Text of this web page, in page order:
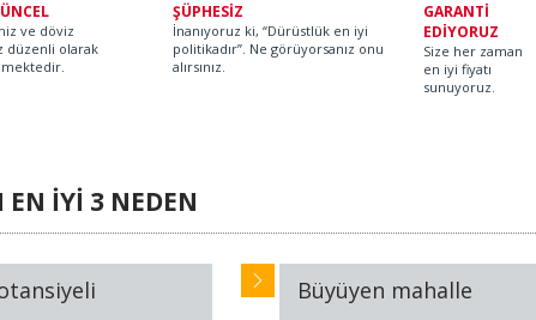
ve döviz
düzenli olarak
ŞÜPHESİZ
İnanıyoruz ki, “Dürüstlük en iyi
politikadır”. Ne görüyorsanız onu
alırsınız.
GARANTİ
EDİYORUZ
Size her zaman
en iyi fiyatı
sunuyoruz.
İYİ 3 NEDEN
Büyüyen mahalle